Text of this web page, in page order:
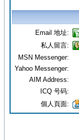
Email 地址:
私人留言:
MSN Messenger:
Yahoo Messenger:
AIM Address:
ICQ 号码:
個人頁面: